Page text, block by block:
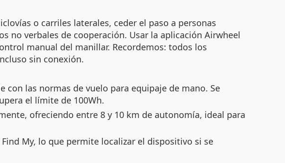
o carriles laterales, ceder el paso a personas
no verbales de cooperación. Usar la aplicación Airwheel
manual del manillar. Recordemos: todos los
sin conexión.
con las normas de vuelo para equipaje de mano. Se
el límite de 100Wh.
ofreciendo entre 8 y 10 km de autonomía, ideal para
My, lo que permite localizar el dispositivo si se